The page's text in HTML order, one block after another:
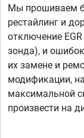
Мы прошиваем
рестайлинг и
отключение
зонда), и
их замене и
модификации,
максимальной
произвести на